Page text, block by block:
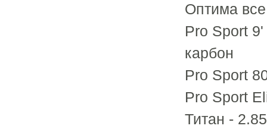
Оптима
Pro Sport
карбон
Pro Sport
Pro Sport
Титан -